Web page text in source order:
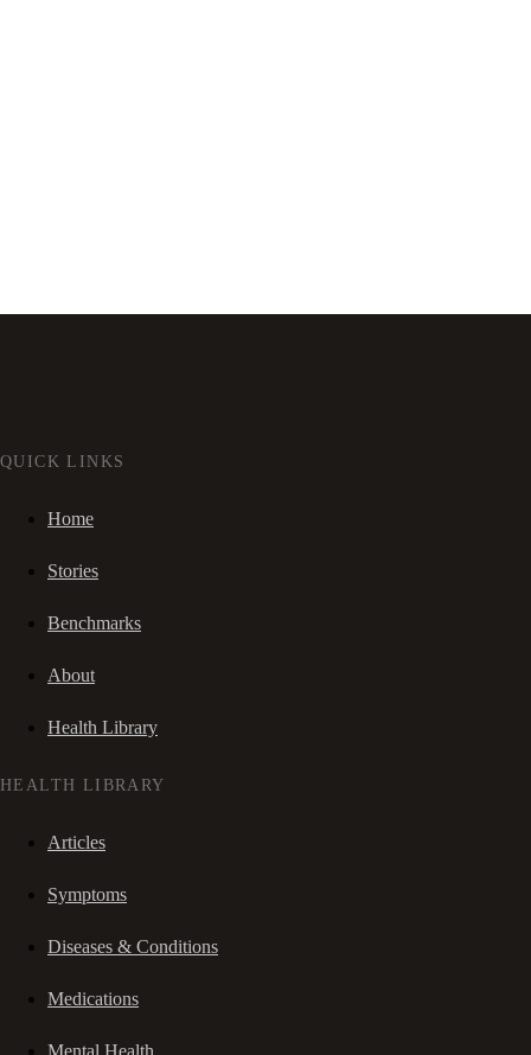
QUICK LINKS
Home
Stories
Benchmarks
About
Health Library
HEALTH LIBRARY
Articles
Symptoms
Diseases & Conditions
Medications